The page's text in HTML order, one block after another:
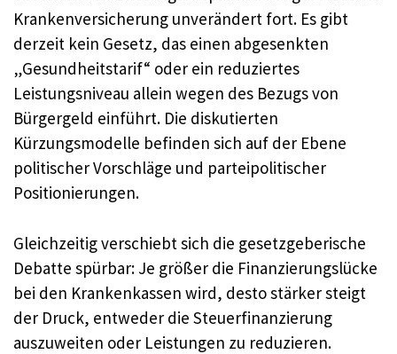
Krankenversicherung unverändert fort. Es gibt
derzeit kein Gesetz, das einen abgesenkten
„Gesundheitstarif“ oder ein reduziertes
Leistungsniveau allein wegen des Bezugs von
Bürgergeld einführt. Die diskutierten
Kürzungsmodelle befinden sich auf der Ebene
politischer Vorschläge und parteipolitischer
Positionierungen.
Gleichzeitig verschiebt sich die gesetzgeberische
Debatte spürbar: Je größer die Finanzierungslücke
bei den Krankenkassen wird, desto stärker steigt
der Druck, entweder die Steuerfinanzierung
auszuweiten oder Leistungen zu reduzieren.